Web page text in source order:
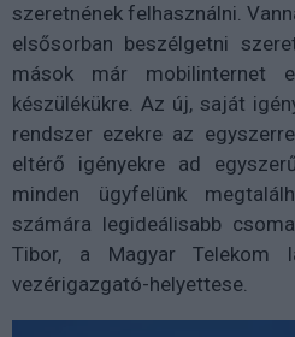
szeretnének felhasználni.
elsősorban beszélgetni
mások már mobilinternet
készülékükre. Az új, saját
rendszer ezekre az
eltérő igényekre ad
minden ügyfelünk
számára legideálisabb
Tibor, a Magyar Telekom
vezérigazgató-helyettese.